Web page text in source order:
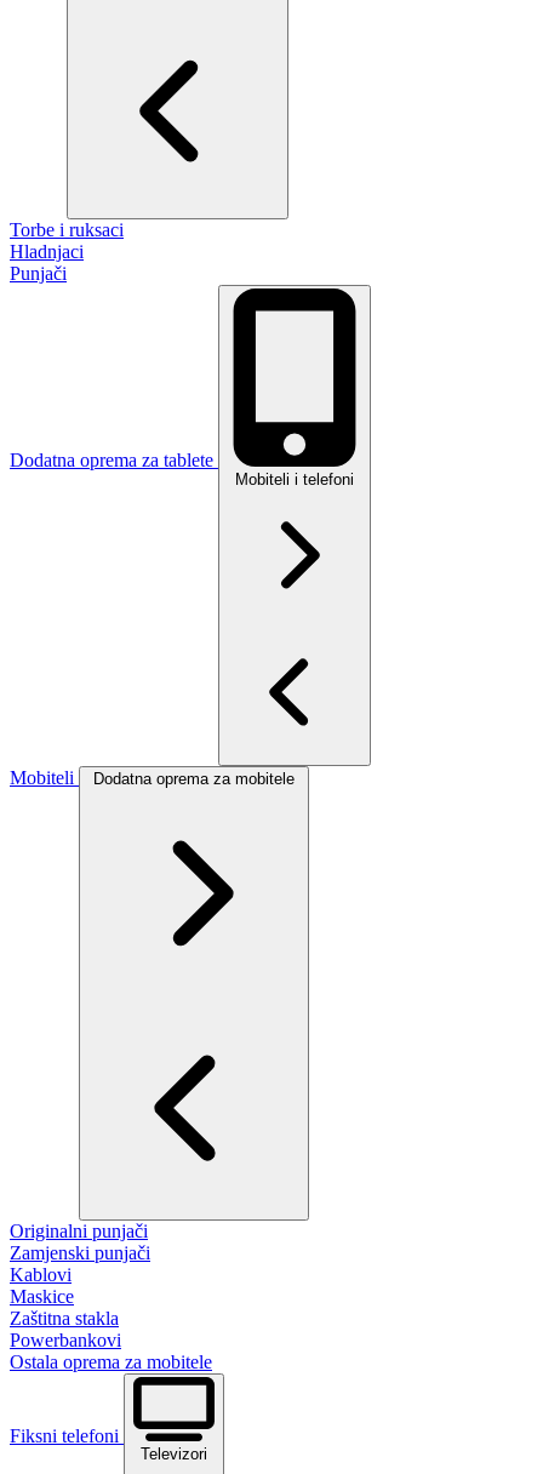
Torbe i ruksaci
Hladnjaci
Punjači
Dodatna oprema za tablete
Mobiteli i telefoni
Mobiteli Dodatna oprema za mobitele
Originalni punjači
Zamjenski punjači
Kablovi
Maskice
Zaštitna stakla
Powerbankovi
Ostala oprema za mobitele
Fiksni telefoni
Televizori